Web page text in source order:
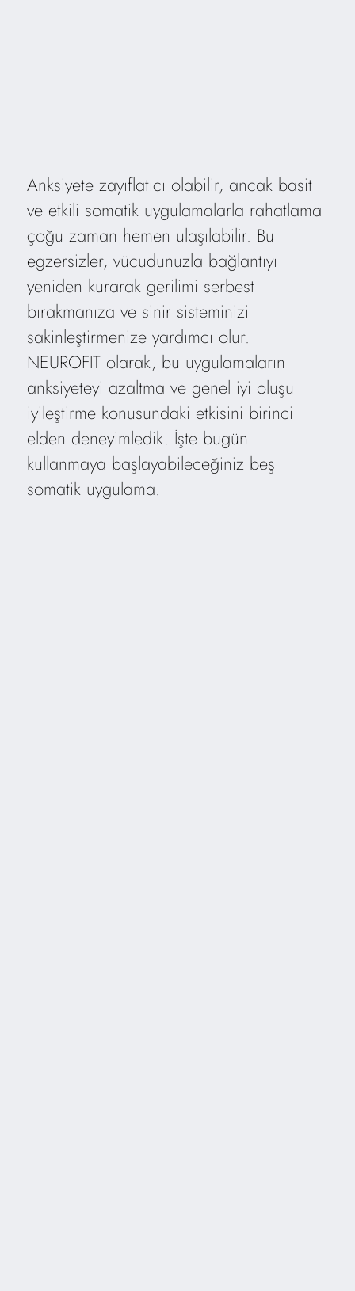
Anksiyete zayıflatıcı olabilir, ancak basit
ve etkili somatik uygulamalarla rahatlama
çoğu zaman hemen ulaşılabilir. Bu
egzersizler, vücudunuzla bağlantıyı
yeniden kurarak gerilimi serbest
bırakmanıza ve sinir sisteminizi
sakinleştirmenize yardımcı olur.
NEUROFIT olarak, bu uygulamaların
anksiyeteyi azaltma ve genel iyi oluşu
iyileştirme konusundaki etkisini birinci
elden deneyimledik. İşte bugün
kullanmaya başlayabileceğiniz beş
somatik uygulama.